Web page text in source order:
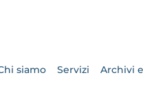
siamo Servizi Archivi